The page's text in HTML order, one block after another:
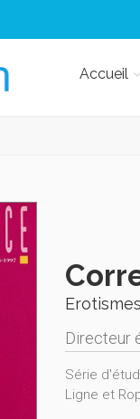
Accueil
Directeur
Série
Ligne et